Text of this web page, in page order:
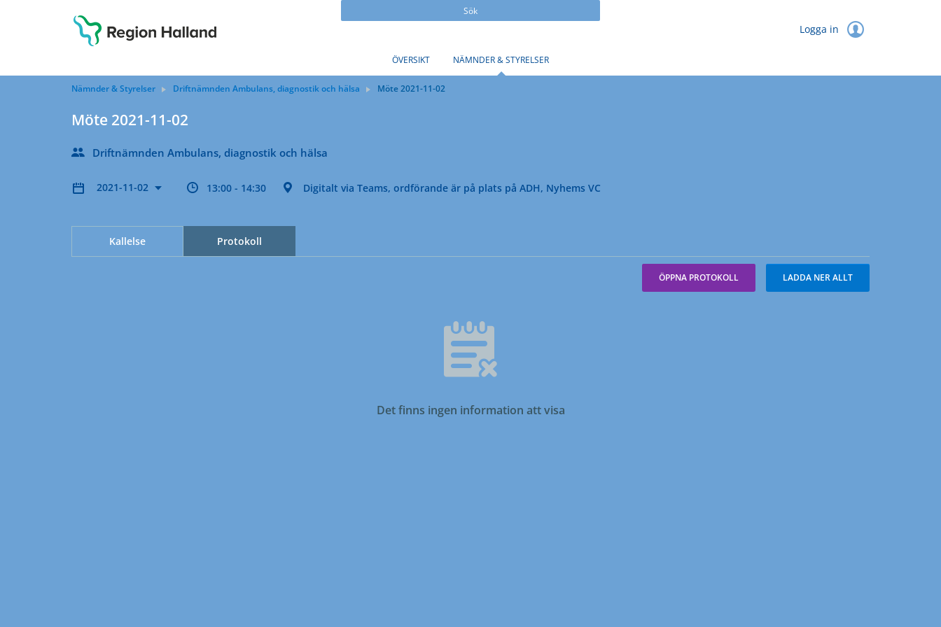
Sök
Logga in
ÖVERSIKT NÄMNDER & STYRELSER
Nämnder & Styrelser Driftnämnden Ambulans, diagnostik och hälsa Möte 2021-11-02
Möte 2021-11-02
Driftnämnden Ambulans, diagnostik och hälsa
2021-11-02 13:00 - 14:30 Digitalt via Teams, ordförande är på plats på ADH, Nyhems VC
Kallelse Protokoll
ÖPPNA PROTOKOLL LADDA NER ALLT
Det finns ingen information att visa